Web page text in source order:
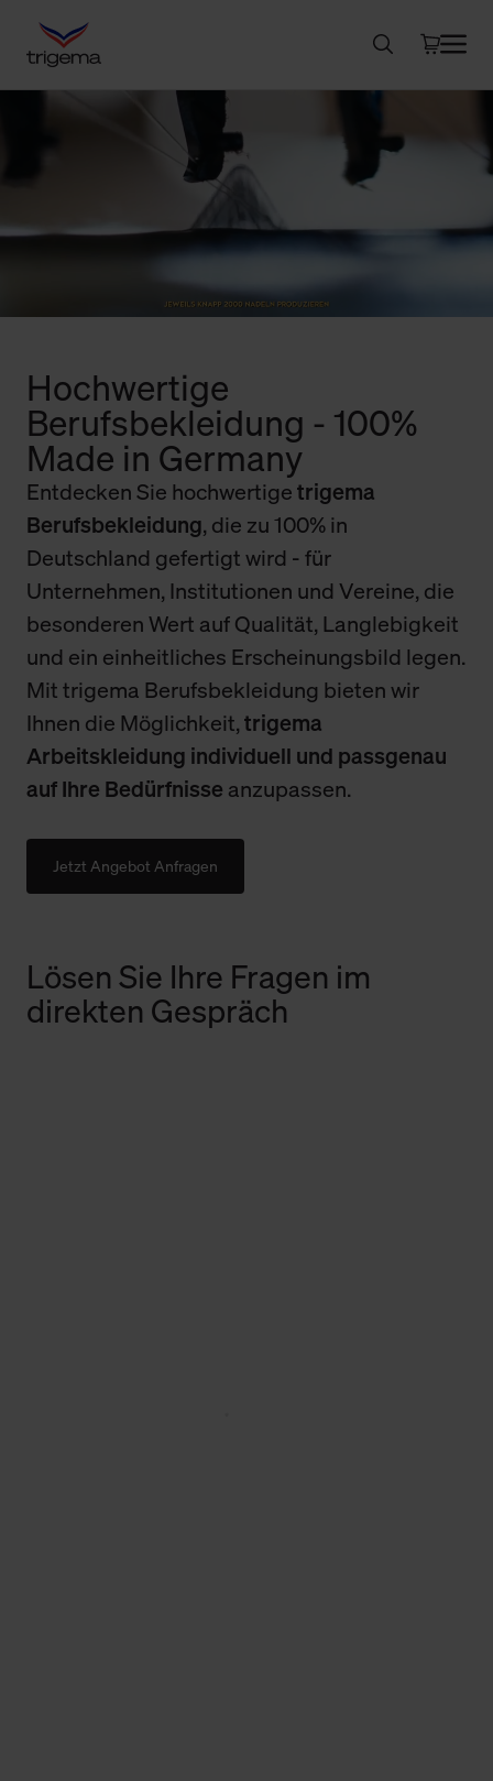
Hochwertige
Berufsbekleidung - 100%
Made in Germany
Entdecken Sie hochwertigetrigema
Berufsbekleidung, die zu 100% in
Deutschland gefertigt wird - für
Unternehmen, Institutionen und Vereine, die
besonderen Wert auf Qualität, Langlebigkeit
und ein einheitliches Erscheinungsbild legen.
Mit trigema Berufsbekleidung bieten wir
Ihnen die Möglichkeit,trigema
Arbeitskleidung individuell und passgenau
auf Ihre Bedürfnisse anzupassen.
Jetzt Angebot Anfragen
Lösen Sie Ihre Fragen im
direkten Gespräch